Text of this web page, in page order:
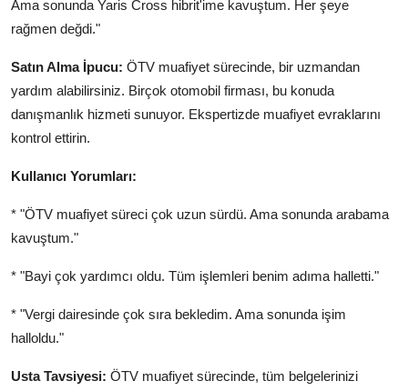
Ama sonunda Yaris Cross hibrit'ime kavuştum. Her şeye
rağmen değdi."
Satın Alma İpucu: ÖTV muafiyet sürecinde, bir uzmandan
yardım alabilirsiniz. Birçok otomobil firması, bu konuda
danışmanlık hizmeti sunuyor. Ekspertizde muafiyet evraklarını
kontrol ettirin.
Kullanıcı Yorumları:
* "ÖTV muafiyet süreci çok uzun sürdü. Ama sonunda arabama
kavuştum."
* "Bayi çok yardımcı oldu. Tüm işlemleri benim adıma halletti."
* "Vergi dairesinde çok sıra bekledim. Ama sonunda işim
halloldu."
Usta Tavsiyesi: ÖTV muafiyet sürecinde, tüm belgelerinizi